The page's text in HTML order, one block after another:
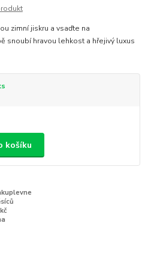
zimní jiskru a vsaďte na
snoubí hravou lehkost a hřejivý luxus
košíku